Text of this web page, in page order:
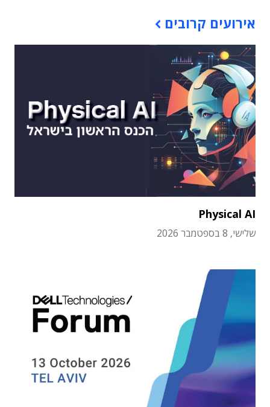
אירועים קרובים
Physical AI
שלישי, 8 בספטמבר 2026